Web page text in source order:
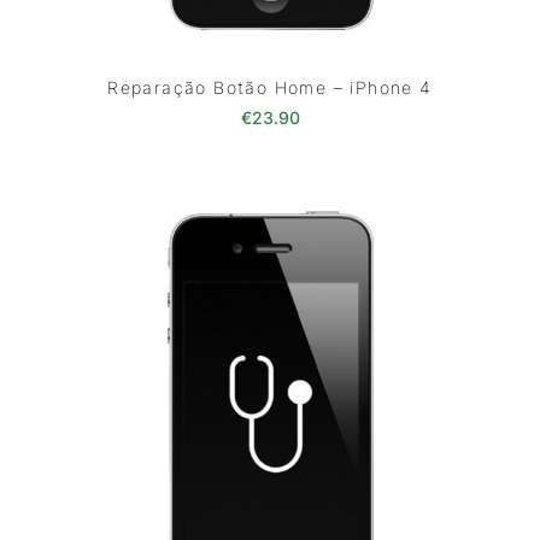
Reparação Botão Home – iPhone 4
€23.90